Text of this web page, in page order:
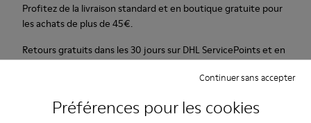
Préférences pour les cookies
Continuer sans accepter
Profitez de la livraison standard et en boutique gratuite pour
les achats de plus de 45€.
Retours gratuits dans les 30 jours sur DHL ServicePoints et en
boutique Camper.